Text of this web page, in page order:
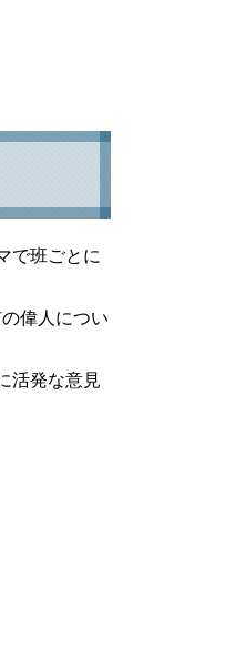
で班ごとに
偉人につい
活発な意見